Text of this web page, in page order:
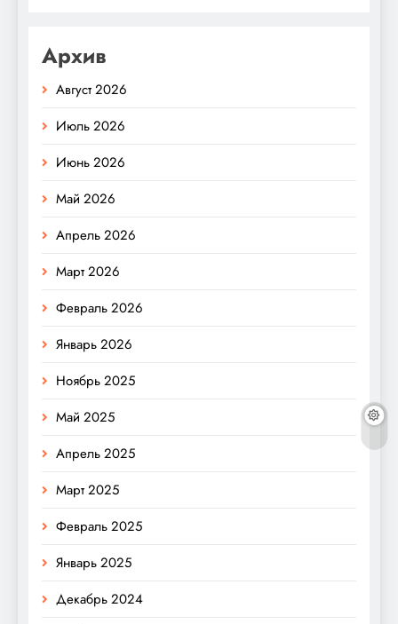
Архив
Август 2026
Июль 2026
Июнь 2026
Май 2026
Апрель 2026
Март 2026
Февраль 2026
Январь 2026
Ноябрь 2025
Май 2025
Апрель 2025
Март 2025
Февраль 2025
Январь 2025
Декабрь 2024